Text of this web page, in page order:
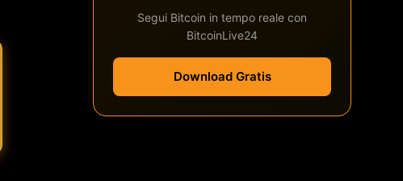
Segui Bitcoin in tempo reale con
BitcoinLive24
Download Gratis